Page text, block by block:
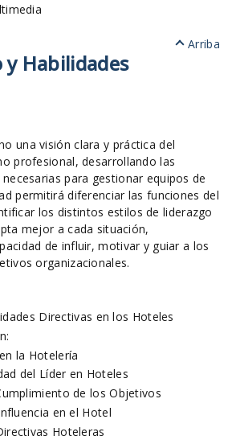
Arriba
y Habilidades
una visión clara y práctica del
profesional, desarrollando las
para gestionar equipos de
permitirá diferenciar las funciones del
los distintos estilos de liderazgo
mejor a cada situación,
de influir, motivar y guiar a los
organizacionales.
Directivas en los Hoteles
la Hotelería
del Líder en Hoteles
de los Objetivos
en el Hotel
Hoteleras